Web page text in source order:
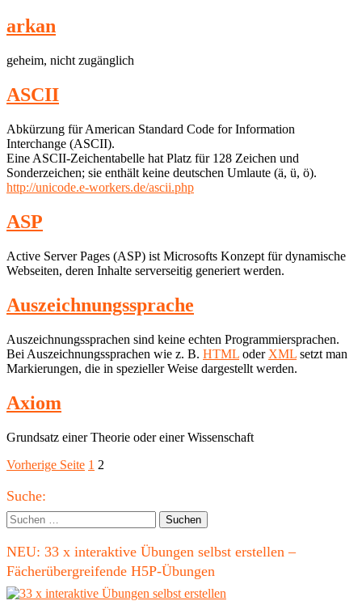
arkan
geheim, nicht zugänglich
ASCII
Abkürzung für American Standard Code for Information
Interchange (ASCII).
Eine ASCII-Zeichentabelle hat Platz für 128 Zeichen und
Sonderzeichen; sie enthält keine deutschen Umlaute (ä, ü, ö).
http://unicode.e-workers.de/ascii.php
ASP
Active Server Pages (ASP) ist Microsofts Konzept für dynamische
Webseiten, deren Inhalte serverseitig generiert werden.
Auszeichnungssprache
Auszeichnungssprachen sind keine echten Programmiersprachen.
Bei Auszeichnungssprachen wie z. B. HTML oder XML setzt man
Markierungen, die in spezieller Weise dargestellt werden.
Axiom
Grundsatz einer Theorie oder einer Wissenschaft
Seitennummerierung
der
Beiträge
Vorherige Seite Seite
1 Seite
2
Haupt-
Seitenleiste
Suche:
Suchen
nach:
NEU: 33 x interaktive Übungen selbst erstellen –
Fächerübergreifende H5P-Übungen